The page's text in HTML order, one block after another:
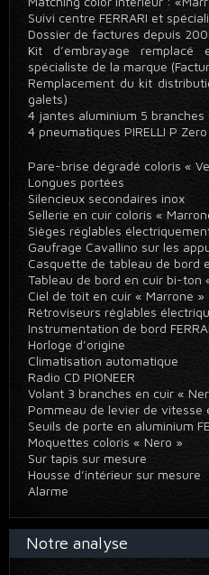
Suivi centre FERRARI et
Dossier de factures depuis
Kit d’embrayage
spécialiste de la marque
Remplacement du kit
galets)
4 jantes aluminium 5 branches
4 pneumatiques PIRELLI P Zero
Pare-brise dégradé coloris «
Longues portées
Silencieux secondaires inox
Sellerie en cuir coloris «
Sièges réglables
Gaufrage Cavallino sur les
Casquette de tableau de bord
Tableau de bord en cuir bi-ton
Ciel de toit en cuir « Marrone »
Rétroviseurs réglables
Instrumentation de bord
Horloge d’origine
Climatisation automatique
Radio CD PIONEER
Volant 3 branches en cuir «
Pommeau de levier de vitesse
Seuils de porte en aluminium
Moquettes coloris « Nero »
Sur tapis sur mesure
Housse d’intérieur sur mesure
Alarme
Notre analyse